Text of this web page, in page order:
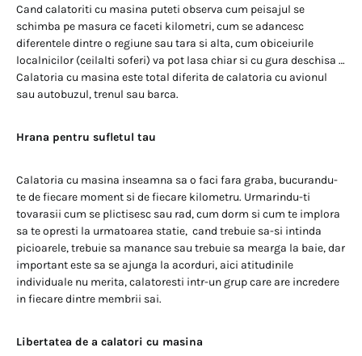
Cand calatoriti cu masina puteti observa cum peisajul se
schimba pe masura ce faceti kilometri, cum se adancesc
diferentele dintre o regiune sau tara si alta, cum obiceiurile
localnicilor (ceilalti soferi) va pot lasa chiar si cu gura deschisa …
Calatoria cu masina este total diferita de calatoria cu avionul
sau autobuzul, trenul sau barca.
Hrana pentru sufletul tau
Calatoria cu masina inseamna sa o faci fara graba, bucurandu-
te de fiecare moment si de fiecare kilometru. Urmarindu-ti
tovarasii cum se plictisesc sau rad, cum dorm si cum te implora
sa te opresti la urmatoarea statie, cand trebuie sa-si intinda
picioarele, trebuie sa manance sau trebuie sa mearga la baie, dar
important este sa se ajunga la acorduri, aici atitudinile
individuale nu merita, calatoresti intr-un grup care are incredere
in fiecare dintre membrii sai.
Libertatea de a calatori cu masina